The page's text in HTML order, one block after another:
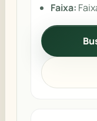
Faixa: